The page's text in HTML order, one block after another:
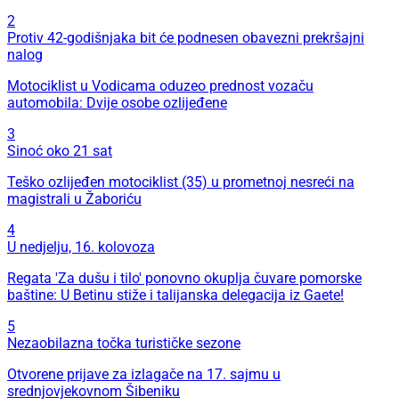
2
Protiv 42-godišnjaka bit će podnesen obavezni prekršajni
nalog
Motociklist u Vodicama oduzeo prednost vozaču
automobila: Dvije osobe ozlijeđene
3
Sinoć oko 21 sat
Teško ozlijeđen motociklist (35) u prometnoj nesreći na
magistrali u Žaboriću
4
U nedjelju, 16. kolovoza
Regata 'Za dušu i tilo' ponovno okuplja čuvare pomorske
baštine: U Betinu stiže i talijanska delegacija iz Gaete!
5
Nezaobilazna točka turističke sezone
Otvorene prijave za izlagače na 17. sajmu u
srednjovjekovnom Šibeniku